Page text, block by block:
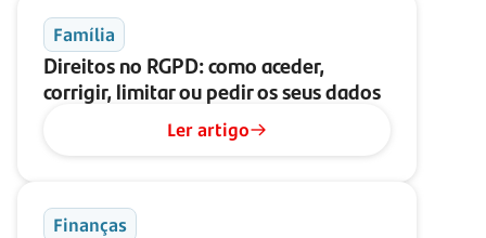
Família
Direitos no RGPD: como aceder,
corrigir, limitar ou pedir os seus dados
Ler artigo
Finanças